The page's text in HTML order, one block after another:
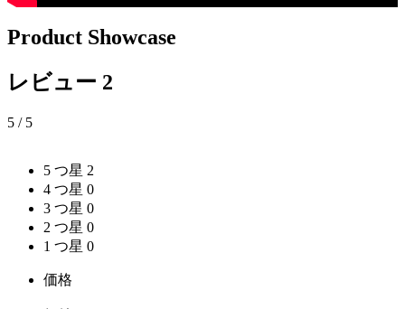
Product Showcase
レビュー 2
5 / 5
5 つ星 2
4 つ星 0
3 つ星 0
2 つ星 0
1 つ星 0
価格